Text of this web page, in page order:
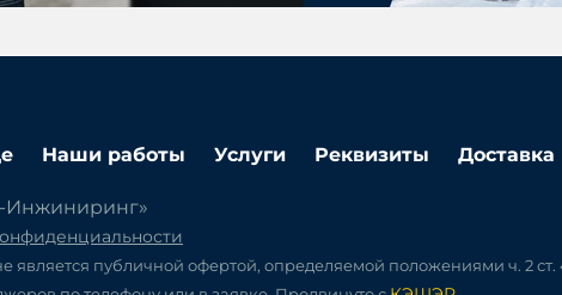
Наши работы Услуги Реквизиты Доставка
является публичной офертой, определяемой положениями ч. 2